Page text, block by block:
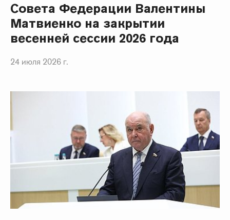
Совета Федерации Валентины
Матвиенко на закрытии
весенней сессии 2026 года
24 июля 2026 г.